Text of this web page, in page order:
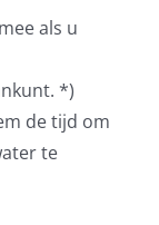
als u
*)
de tijd om
te